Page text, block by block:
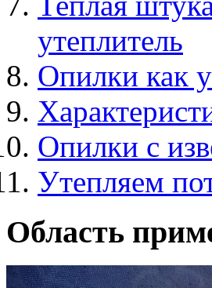
утеплитель
Опилки как
Опилки с
Утепляем
Область